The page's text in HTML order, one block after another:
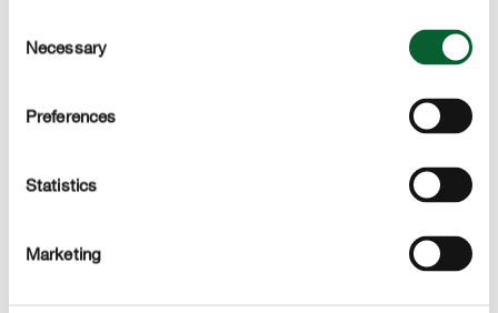
Selection
Necessary
Preferences
Statistics
Marketing